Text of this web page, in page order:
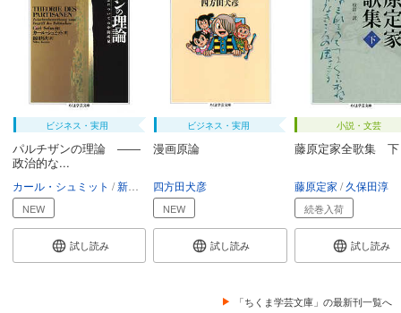
ビジネス・実用
パルチザンの理論 ――
政治的な...
カール・シュミット 新田邦夫
NEW
試し読み
ビジネス・実用
漫画原論
四方田犬彦
NEW
試し読み
小説・文芸
藤原定家全歌集 下
藤原定家 久保田淳
続巻入荷
試し読み
「ちくま学芸文庫」の最新刊一覧へ